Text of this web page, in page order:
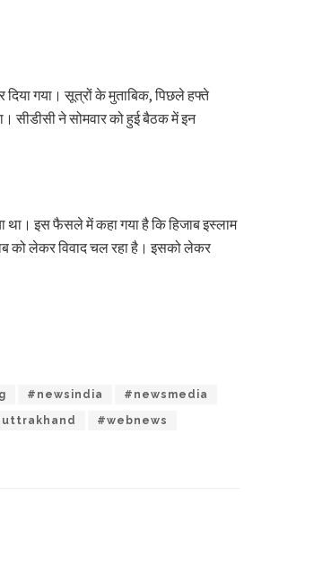
गया। सूत्रों के मुताबिक, पिछले हफ्ते
सीडीसी ने सोमवार को हुई बैठक में इन
था। इस फैसले में कहा गया है कि हिजाब इस्लाम
को लेकर विवाद चल रहा है। इसको लेकर
#newsindia #newsmedia
#webnews